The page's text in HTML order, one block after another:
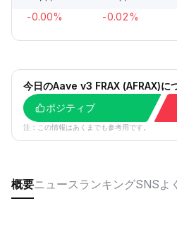
-0.00% -0.02%
今日のAave v3 FRAX (AFRAX)に
ポジティブ
注：この情報はあくまでも参考用です。
概要ニュース ランキングSNSよ